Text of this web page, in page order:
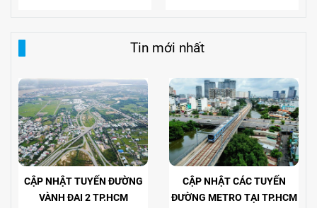
Tin mới nhất
CẬP NHẬT TUYẾN ĐƯỜNG
VÀNH ĐAI 2 TP.HCM
CẬP NHẬT CÁC TUYẾN
ĐƯỜNG METRO TẠI TP.HCM